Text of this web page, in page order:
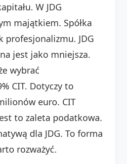
W JDG
majątkiem. Spółka
profesjonalizmu. JDG
jest jako mniejsza.
wybrać
CIT. Dotyczy to
euro. CIT
to zaleta podatkowa.
dla JDG. To forma
rozważyć.